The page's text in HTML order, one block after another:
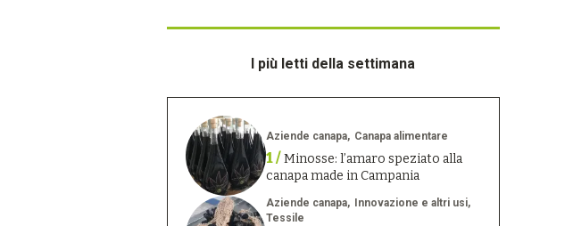
I più letti della settimana
Aziende canapa Canapa alimentare
1 /Minosse: l’amaro speziato alla
canapa made in Campania
Aziende canapa
Innovazione e altri usi
Tessile